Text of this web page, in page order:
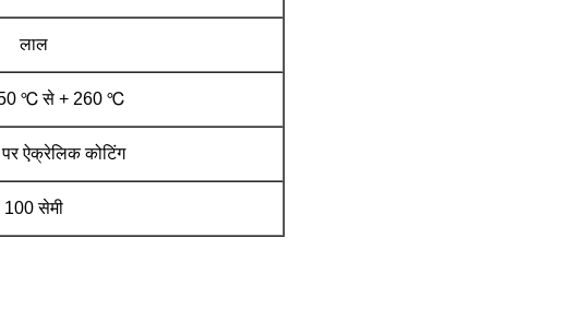
लाल
50 ℃ से + 260 ℃
पर ऐक्रेलिक कोटिंग
100 सेमी